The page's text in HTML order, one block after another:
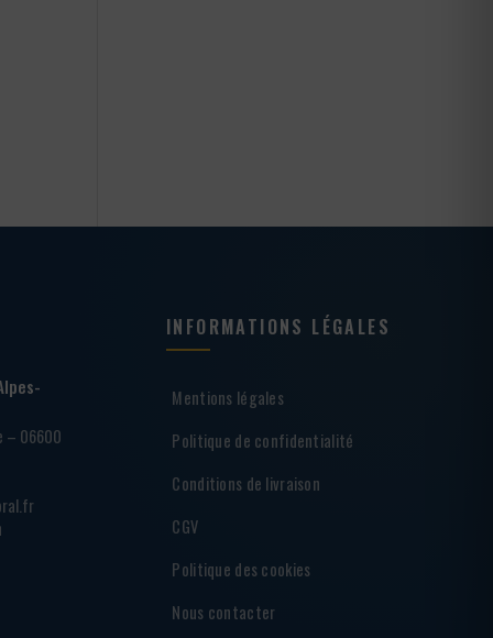
– 06600
INFORMATIONS LÉGALES
Mentions légales
Politique de confidentialité
Conditions de livraison
CGV
Politique des cookies
Nous contacter